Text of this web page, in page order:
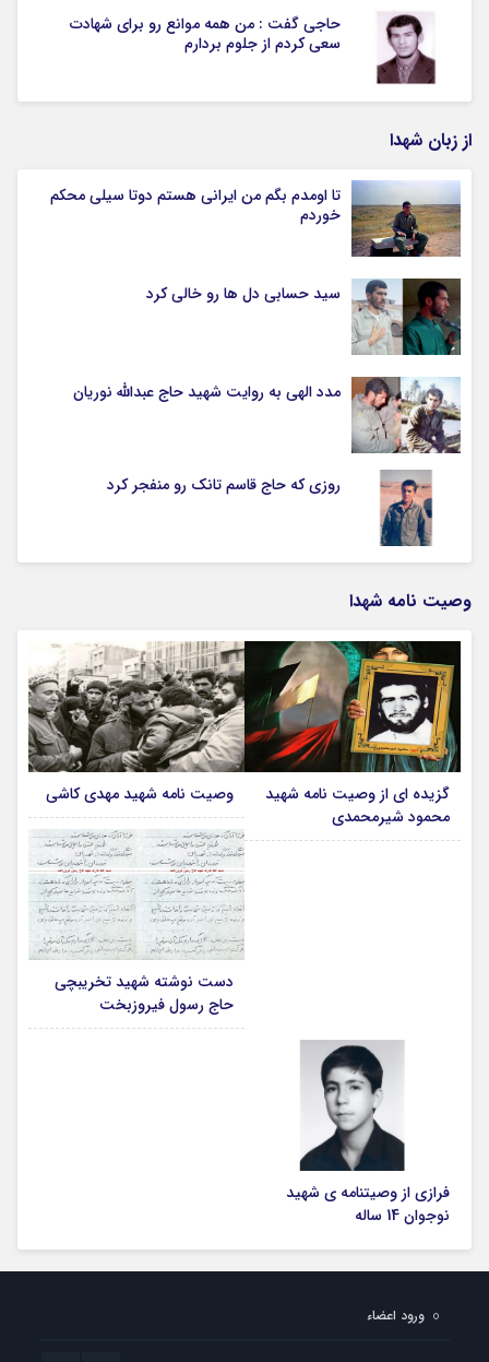
حاجی گفت : من همه موانع رو برای شهادت
سعی کردم از جلوم بردارم
از زبان شهدا
تا اومدم بگم من ایرانی هستم دوتا سیلی محکم
خوردم
سید حسابی دل ها رو خالی کرد
مدد الهی به روایت شهید حاج عبدالله نوریان
روزی که حاج قاسم تانک رو منفجر کرد
وصیت نامه شهدا
گزیده ای از وصیت نامه شهید
محمود شیرمحمدی
وصیت نامه شهید مهدی کاشی
دست نوشته شهید تخریبچی
حاج رسول فیروزبخت
فرازی از وصیتنامه ی شهید
نوجوان 14 ساله
ورود اعضاء